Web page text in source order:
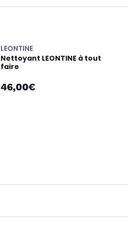
LEONTINE
Nettoyant LEONTINE à tout
faire
46,00€